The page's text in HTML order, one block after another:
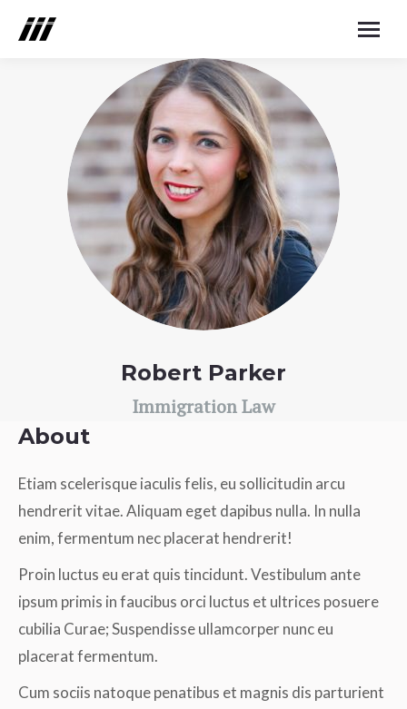
Robert Parker
Immigration Law
About
Etiam scelerisque iaculis felis, eu sollicitudin arcu
hendrerit vitae. Aliquam eget dapibus nulla. In nulla
enim, fermentum nec placerat hendrerit!
Proin luctus eu erat quis tincidunt. Vestibulum ante
ipsum primis in faucibus orci luctus et ultrices posuere
cubilia Curae; Suspendisse ullamcorper nunc eu
placerat fermentum.
Cum sociis natoque penatibus et magnis dis parturient